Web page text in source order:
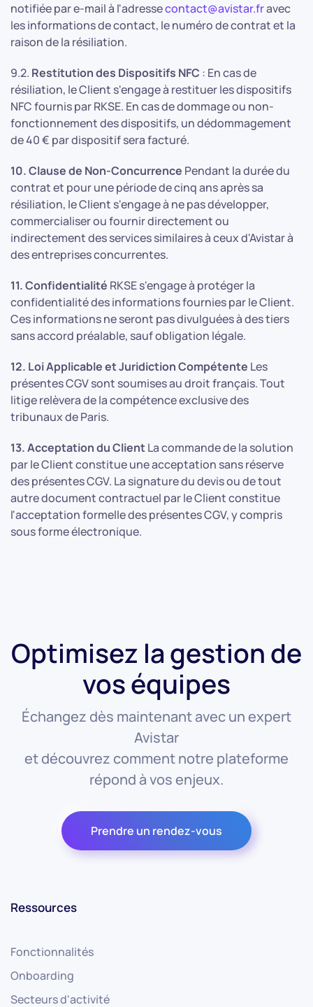
notifiée par e-mail à l'adressecontact@avistar.fravec
les informations de contact, le numéro de contrat et la
raison de la résiliation.
9.2. Restitution des Dispositifs NFC : En cas de
résiliation, le Client s'engage à restituer les dispositifs
NFC fournis par RKSE. En cas de dommage ou non-
fonctionnement des dispositifs, un dédommagement
de 40 € par dispositif sera facturé.
10. Clause de Non-Concurrence Pendant la durée du
contrat et pour une période de cinq ans après sa
résiliation, le Client s'engage à ne pas développer,
commercialiser ou fournir directement ou
indirectement des services similaires à ceux d'Avistar à
des entreprises concurrentes.
11. Confidentialité RKSE s'engage à protéger la
confidentialité des informations fournies par le Client.
Ces informations ne seront pas divulguées à des tiers
sans accord préalable, sauf obligation légale.
12. Loi Applicable et Juridiction Compétente Les
présentes CGV sont soumises au droit français. Tout
litige relèvera de la compétence exclusive des
tribunaux de Paris.
13. Acceptation du ClientLa commande de la solution
par le Client constitue une acceptation sans réserve
des présentes CGV. La signature du devis ou de tout
autre document contractuel par le Client constitue
l'acceptation formelle des présentes CGV, y compris
sous forme électronique.
Optimisez la gestion de
vos équipes
Échangez dès maintenant avec un expert
Avistar
et découvrez comment notre plateforme
répond à vos enjeux.
Prendre un rendez-vous
Ressources
Fonctionnalités
Onboarding
Secteurs d'activité